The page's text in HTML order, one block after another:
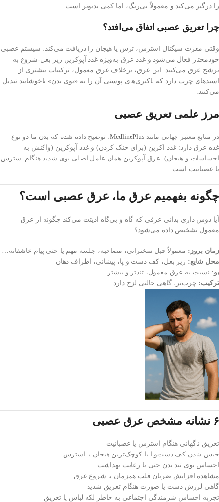
را درگیر می‌کند و معمولاً بی‌رنگ، اما کمی بدبوتر است.
چرا تعریق عصبی اتفاق می‌افتد؟
وقتی مغزت سیگنال استرس، ترس یا هیجان را دریافت می‌کند، سیستم عصبی
خودمختار فعال می‌شود و غدد عرق-به‌ویژه غدد آپوکرین زیر بغل-شروع به
ترشح عرق می‌کنند. این عرق، برخلاف عرق معمول، ترکیبات بیشتری از
اسیدهای چرب دارد که باکتری‌های پوستی آن را به «بوی بدن» ناخوشایند تبدیل
می‌کنند.
مرز علمی تعریق عصبی
در منابع معتبر جهانی مانند MedlinePlus، توضیح داده شده که بدن ما دو نوع
غده عرق دارد: غدد اکرین (برای خنک‌ کردن) و غدد آپوکرین (واکنش به
احساسات و هیجان). عرق آپوکرین همان عامل اصلی بوی شدید هنگام استرس
یا عصبانیت است.
چگونه بفهمیم عرق ما، عرق عصبی است؟
آیا دوس داری بدانی عرقی که گاه و بی‌گاه اذیتت می‌کند چگونه از عرق
معمول تشخیص داده می‌شود؟
زمان بروز: معمولاً قبل سخنرانی، مصاحبه، جلسه مهم یا حتی پیام عاشقانه…
محل شایع: زیر بغل، کف دست و پا، پیشانی، اطراف دهان
بو: نسبت به عرق معمول، تندتر و بیشتر
ترکیب: چرب‌تر، گاهی حالتی لزج دارد
۶ نشانه مشخص عرق عصبی
تعریق ناگهانی هنگام استرس یا عصبانیت
خیس شدن کف دست‌وپا با کوچک‌ترین هیجان یا استرس
احساس بوی تند بدن حتی با رعایت بهداشت
مشاهده افزایش ضربان قلب همزمان با شروع عرق
گاهی لرزش‌ دست یا صورت هنگام تعریق شدید
تجربه احساس شرمندگی اجتماعی به خاطر لکه لباس یا تعریق